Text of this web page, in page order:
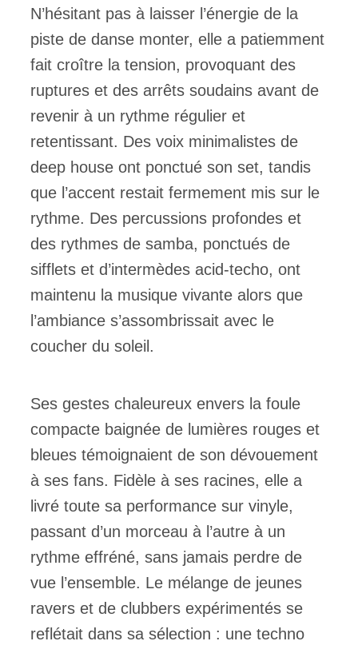
N’hésitant pas à laisser l’énergie de la
piste de danse monter, elle a patiemment
fait croître la tension, provoquant des
ruptures et des arrêts soudains avant de
revenir à un rythme régulier et
retentissant. Des voix minimalistes de
deep house ont ponctué son set, tandis
que l’accent restait fermement mis sur le
rythme. Des percussions profondes et
des rythmes de samba, ponctués de
sifflets et d’intermèdes acid-techo, ont
maintenu la musique vivante alors que
l’ambiance s’assombrissait avec le
coucher du soleil.
Ses gestes chaleureux envers la foule
compacte baignée de lumières rouges et
bleues témoignaient de son dévouement
à ses fans. Fidèle à ses racines, elle a
livré toute sa performance sur vinyle,
passant d’un morceau à l’autre à un
rythme effréné, sans jamais perdre de
vue l’ensemble. Le mélange de jeunes
ravers et de clubbers expérimentés se
reflétait dans sa sélection : une techno